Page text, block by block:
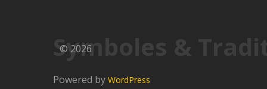
Symboles &
© 2026
Powered by WordPress